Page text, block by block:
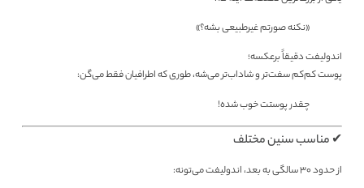
«نکنه صورتم غیرطبیعی بشه؟»
اندولیفت دقیقاً برعکسه؛
پوست کم‌کم سفت‌تر و شاداب‌تر می‌شه، طوری که اطرافیان فقط می‌گن:
چقدر پوستت خوب شده!
✔ مناسب سنین مختلف
از حدود ۳۰ سالگی به بعد، اندولیفت می‌تونه: